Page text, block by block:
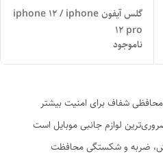
گلس آیفون iphone 12 / iphone
12 pro
ناموجود
شفاف برای امنیت بیشتر
لوازم جانبی موبایل است
ضربه و شکستگی محافظت